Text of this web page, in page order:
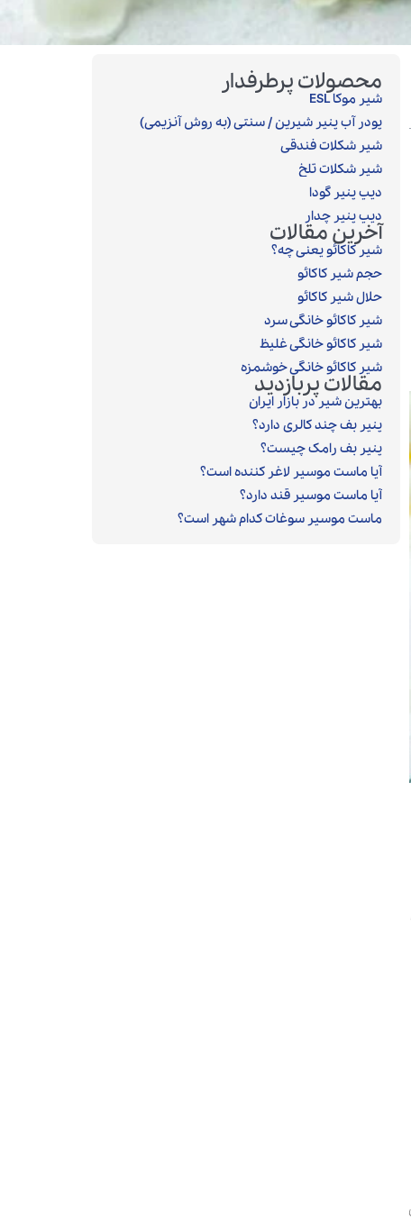
محصولات پرطرفدار
شیر موکا ESL
پودر آب پنیر شیرین / سنتی (به روش آنزیمی)‎
شیر شکلات فندقی
شیر شکلات تلخ
دیپ پنیر گودا
دیپ پنیر چدار
آخرین مقالات
شیر کاکائو یعنی چه؟
حجم شیر کاکائو
حلال شیر کاکائو
شیر کاکائو خانگی سرد
شیر کاکائو خانگی غلیظ
شیر کاکائو خانگی خوشمزه
مقالات پربازدید
بهترین شیر در بازار ایران
پنیر بف چند کالری دارد؟
پنیر بف رامک چیست؟
آیا ماست موسیر لاغر کننده است؟
آیا ماست موسیر قند دارد؟
ماست موسیر سوغات کدام شهر است؟